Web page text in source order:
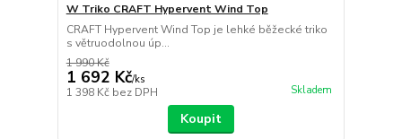
W Triko CRAFT Hypervent Wind Top
CRAFT Hypervent Wind Top je lehké běžecké triko
s větruodolnou úp...
1 990 Kč
1 692 Kč/ks
1 398 Kč bez DPH Skladem
Koupit